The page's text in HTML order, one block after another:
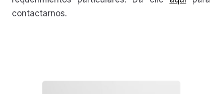
contactarnos.